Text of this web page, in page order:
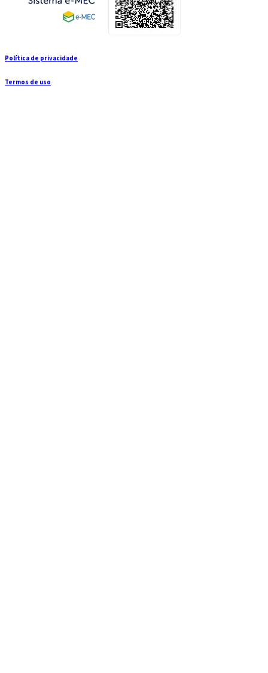
Política de privacidade
Termos de uso